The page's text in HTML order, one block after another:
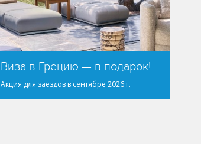
Виза в Грецию — в подарок!
Акция для заездов в сентябре 2026 г.